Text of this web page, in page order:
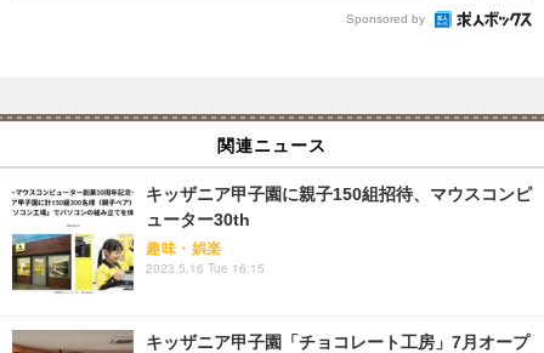
Sponsored by
関連ニュース
キッザニア甲子園に親子150組招待、マウスコンピ
ューター30th
趣味・娯楽
2023.5.16 Tue 16:15
キッザニア甲子園「チョコレート工房」7月オープ